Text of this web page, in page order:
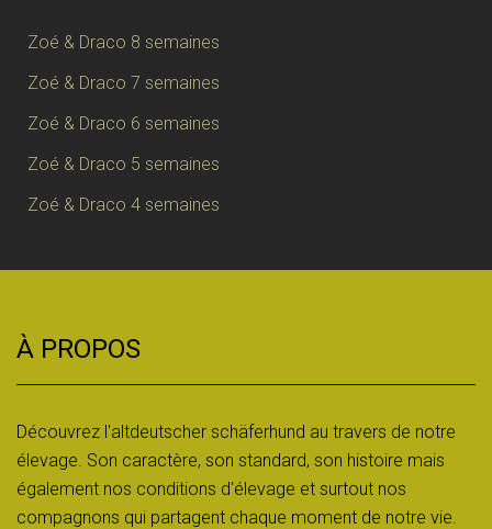
Zoé & Draco 8 semaines
Zoé & Draco 7 semaines
Zoé & Draco 6 semaines
Zoé & Draco 5 semaines
Zoé & Draco 4 semaines
À PROPOS
Découvrez l'altdeutscher schäferhund au travers de notre
élevage. Son caractère, son standard, son histoire mais
également nos conditions d'élevage et surtout nos
compagnons qui partagent chaque moment de notre vie.